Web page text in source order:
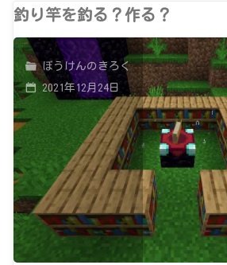
2
面
張
り
替
え
ま
釣り竿を釣る？作る？
ぼうけんのきろく
2021年12月24日